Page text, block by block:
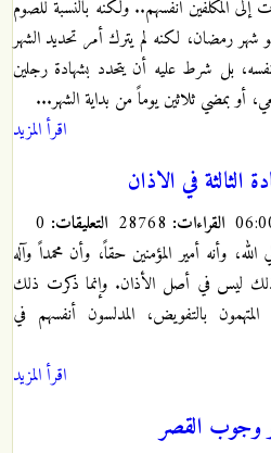
المكلفين أنفسهم.. ولكنه بالنسبة للصوم
شهر رمضان، لكنه لم يترك أمر تحديد الشهر
بل شرط عليه أن يتحدد بشهادة رجلين
أو بمضي ثلاثين يوماً من بداية الشهر...
اقرأ المزيد
الثالثة في الاذان
القراءات: التعليقات:
وأنه أمير المؤمنين حقاً، وأن محمداً وآله
ليس في أصل الأذان. وإنما ذكرت ذلك
بالتفويض، المدلسون أنفسهم في
اقرأ المزيد
وجوب القصر